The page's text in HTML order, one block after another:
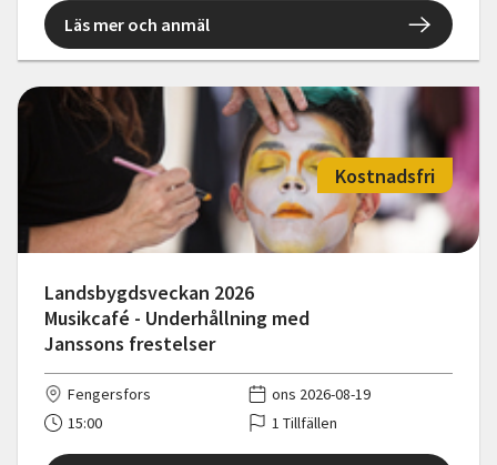
Läs mer och anmäl
Landsbygdsveckan 2026
Musikcafé - Underhållning med
Janssons frestelser
Kostnadsfri
Fengersfors
ons 2026-08-19
15:00
1 Tillfällen